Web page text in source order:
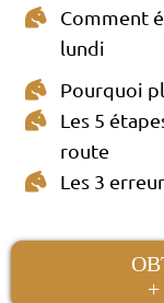
Comment
lundi
Pourquoi
Les 5
route
Les 3